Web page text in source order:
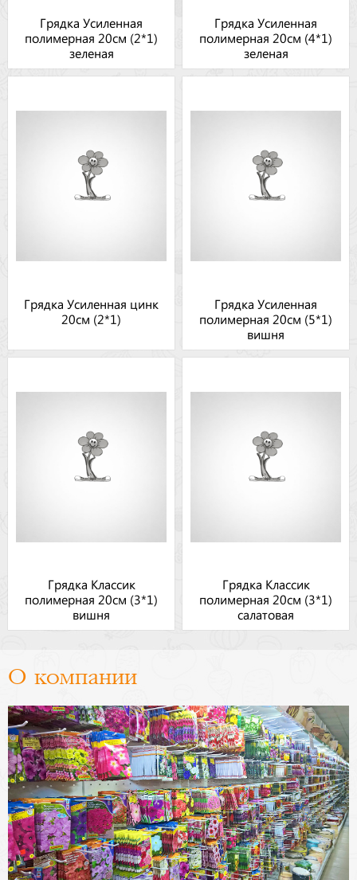
Грядка Усиленная
полимерная 20см (2*1)
зеленая
Грядка Усиленная
полимерная 20см (4*1)
зеленая
Грядка Усиленная цинк
20см (2*1)
Грядка Усиленная
полимерная 20см (5*1)
вишня
Грядка Классик
полимерная 20см (3*1)
вишня
Грядка Классик
полимерная 20см (3*1)
салатовая
О компании